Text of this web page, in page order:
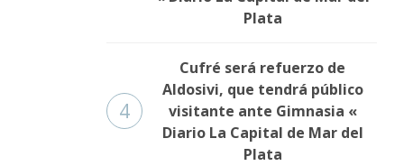
Plata
4
Cufré será refuerzo de
Aldosivi, que tendrá público
visitante ante Gimnasia «
Diario La Capital de Mar del
Plata